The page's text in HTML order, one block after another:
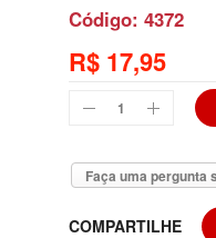
Código: 4372
R$ 17,95
Faça uma pergunta
COMPARTILHE